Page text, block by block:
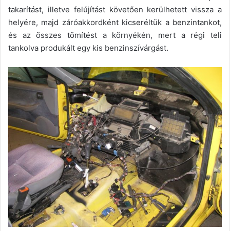
takarítást, illetve felújítást követően kerülhetett vissza a
helyére, majd záróakkordként kicseréltük a benzintankot,
és az összes tömítést a környékén, mert a régi teli
tankolva produkált egy kis benzinszívárgást.